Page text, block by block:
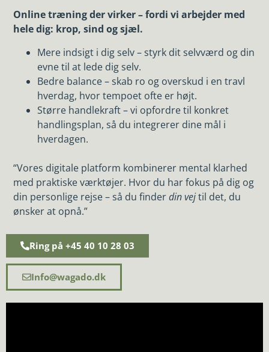
Online træning der virker – fordi vi arbejder med
hele dig: krop, sind og sjæl.
Mere indsigt i dig selv – styrk dit selvværd og din
evne til at lede dig selv.
Bedre balance – skab ro og overskud i en travl
hverdag, hvor tempoet ofte er højt.
Større handlekraft – vi opfordre til konkret
handlingsplan, så du integrerer dine mål i
hverdagen.
“Vores digitale platform kombinerer mental klarhed
med praktiske værktøjer. Hvor du har fokus på dig og
din personlige rejse – så du finderdin vejtil det, du
ønsker at opnå.”
Ring på +45 40 10 28 03
Info@wagado.dk